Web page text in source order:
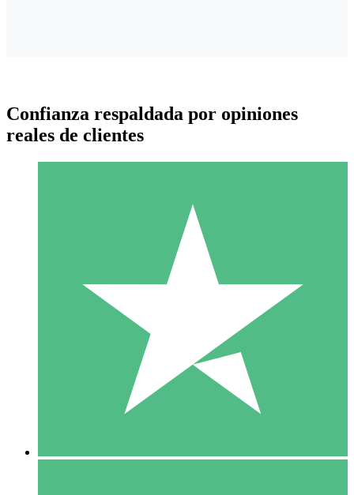
Paquetes de Créditos Individuales
Paga según el uso con créditos de descarga. Sin compromiso
10 00
Confianza respaldada por opiniones
reales de clientes